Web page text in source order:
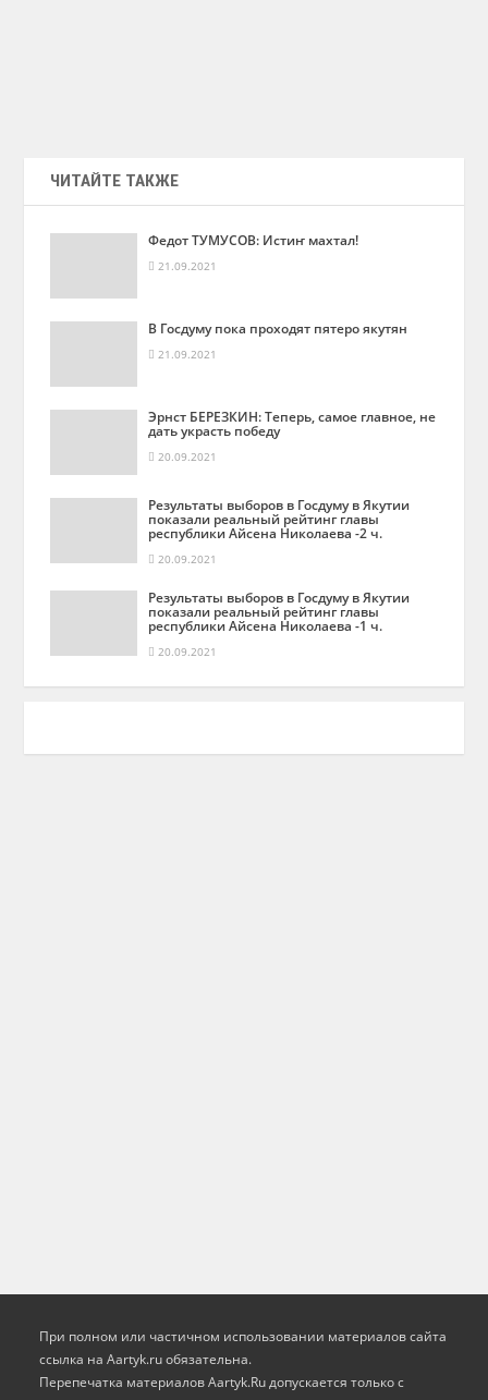
ЧИТАЙТЕ ТАКЖЕ
Федот ТУМУСОВ: Истиҥ махтал!
21.09.2021
В Госдуму пока проходят пятеро якутян
21.09.2021
Эрнст БЕРЕЗКИН: Теперь, самое главное, не
дать украсть победу
20.09.2021
Результаты выборов в Госдуму в Якутии
показали реальный рейтинг главы
республики Айсена Николаева -2 ч.
20.09.2021
Результаты выборов в Госдуму в Якутии
показали реальный рейтинг главы
республики Айсена Николаева -1 ч.
20.09.2021
При полном или частичном использовании материалов сайта
ссылка на Aartyk.ru oбязательна.
Перепечатка материалов Aartyk.Ru допускается только с